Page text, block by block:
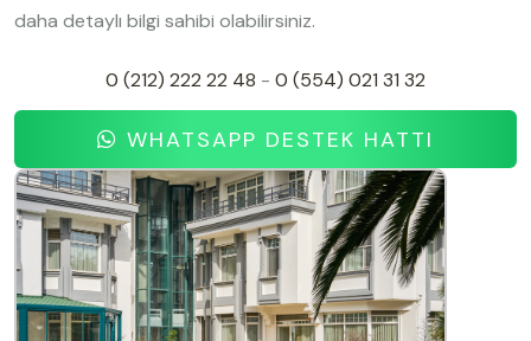
daha detaylı bilgi sahibi olabilirsiniz.
0 (212) 222 22 48 - 0 (554) 021 31 32
WHATSAPP DESTEK HATTI